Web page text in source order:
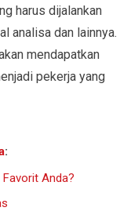
harus dijalankan
analisa dan lainnya.
mendapatkan
pekerja yang
:
Anda?